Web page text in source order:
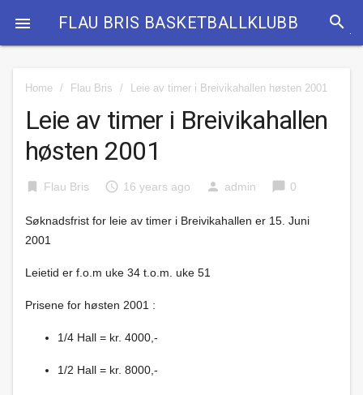
 FLAU BRIS BASKETBALLKLUBB search
Home / Flau Bris / Leie av timer i Breivikahallen høsten 2001
Leie av timer i Breivikahallen
høsten 2001
bookmark Flau Bris access_time 16 years ago person admin chat_bubble 0
Søknadsfrist for leie av timer i Breivikahallen er 15. Juni
2001
Leietid er f.o.m uke 34 t.o.m. uke 51
Prisene for høsten 2001 :
1/4 Hall = kr. 4000,-
1/2 Hall = kr. 8000,-